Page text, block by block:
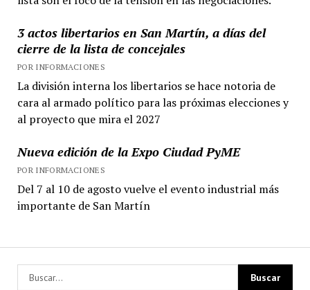
3 actos libertarios en San Martín, a días del
cierre de la lista de concejales
POR INFORMACIONES
La división interna los libertarios se hace notoria de
cara al armado político para las próximas elecciones y
al proyecto que mira el 2027
Nueva edición de la Expo Ciudad PyME
POR INFORMACIONES
Del 7 al 10 de agosto vuelve el evento industrial más
importante de San Martín